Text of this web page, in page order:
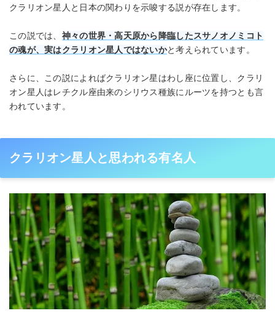
クラリオン星人と日本の関わりを示唆する説が存在します。
この説では、 神々の世界・高天原から降臨したスサノオノミコト
の魂が、実はクラリオン星人ではないかと考えられています。
さらに、この説によればクラリオン星はわし座に位置し、クラリ
オン星人はレチクル座由来のシリウス種族にルーツを持つとも言
われています。
クラリオン星人と思われる有名人